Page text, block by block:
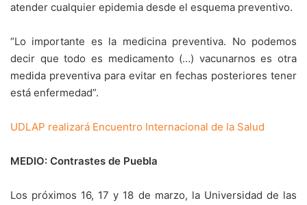
atender cualquier epidemia desde el esquema preventivo.
“Lo importante es la medicina preventiva. No podemos
decir que todo es medicamento (…) vacunarnos es otra
medida preventiva para evitar en fechas posteriores tener
está enfermedad”.
UDLAP realizará Encuentro Internacional de la Salud
MEDIO: Contrastes de Puebla
Los próximos 16, 17 y 18 de marzo, la Universidad de las